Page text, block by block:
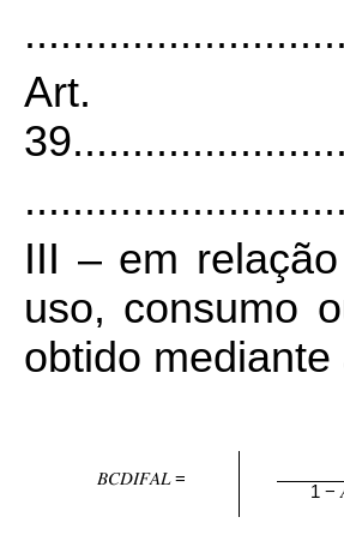
Art.
39.
III – em
uso, consumo
obtido
𝐵𝐶𝐷𝐼𝐹𝐴𝐿=
1 −